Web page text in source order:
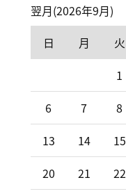
翌月(2026年9月)
日
月 火
1
6
7 8
13
14 15
20
21 22